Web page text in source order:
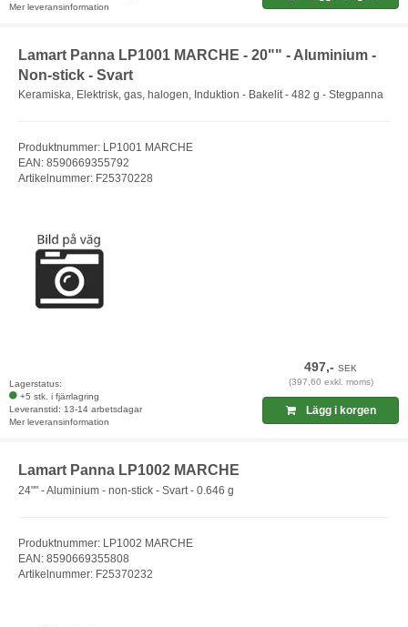
Mer leveransinformation
Lamart Panna LP1001 MARCHE - 20"" - Aluminium -
Non-stick - Svart
Keramiska, Elektrisk, gas, halogen, Induktion - Bakelit - 482 g - Stegpanna
Produktnummer: LP1001 MARCHE
EAN: 8590669355792
Artikelnummer: F25370228
Lagerstatus:
+5 stk. i fjärrlagring
Leveranstid: 13-14 arbetsdagar
Mer leveransinformation
497,-SEK
(397,60 exkl. moms)
Lägg i korgen
Lamart Panna LP1002 MARCHE
24"" - Aluminium - non-stick - Svart - 0.646 g
Produktnummer: LP1002 MARCHE
EAN: 8590669355808
Artikelnummer: F25370232